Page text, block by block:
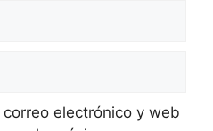
electrónico y web